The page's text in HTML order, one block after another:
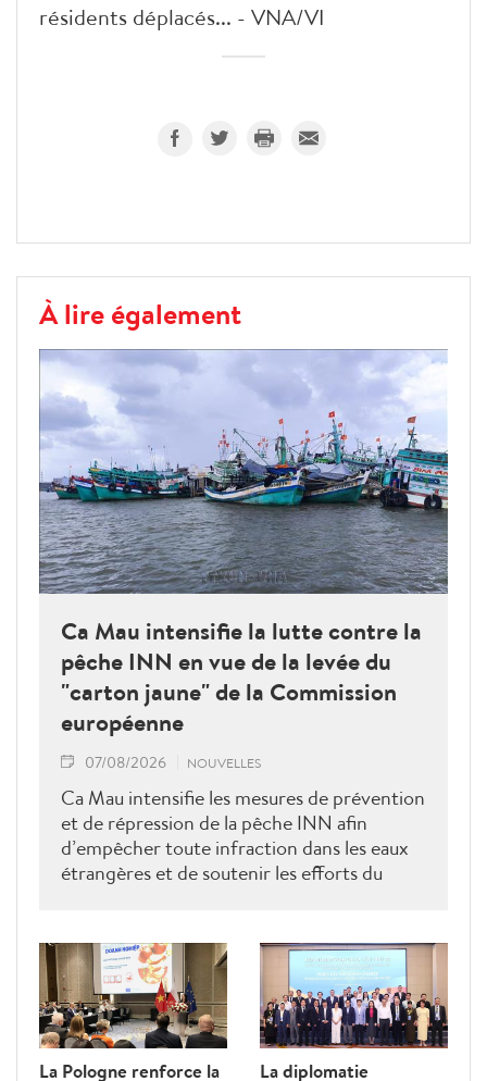
résidents déplacés... - VNA/VI
À lire également
Ca Mau intensifie la lutte contre la
pêche INN en vue de la levée du
"carton jaune" de la Commission
européenne
07/08/2026 NOUVELLES
Ca Mau intensifie les mesures de prévention
et de répression de la pêche INN afin
d’empêcher toute infraction dans les eaux
étrangères et de soutenir les efforts du
La Pologne renforce la La diplomatie